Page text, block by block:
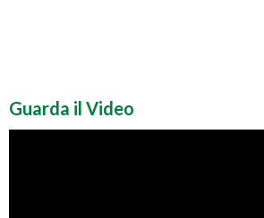
Guarda il Video